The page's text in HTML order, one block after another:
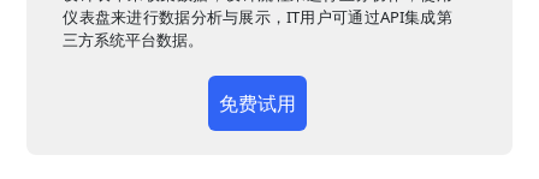
仪表盘来进行数据分析与展示，IT用户可通过API集成第
三方系统平台数据。
免费试用